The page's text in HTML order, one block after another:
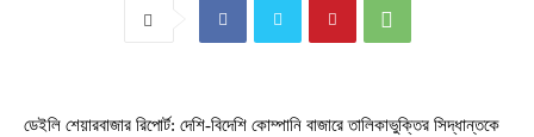
ডেইলি শেয়ারবাজার রিপোর্ট: দেশি-বিদেশি কোম্পানি বাজারে তালিকাভুক্তির সিদ্ধান্তকে